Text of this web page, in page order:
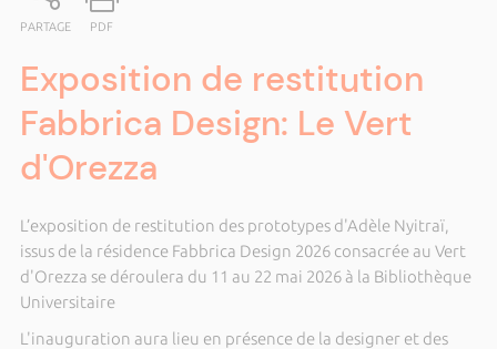
PARTAGE PDF
Exposition de restitution
Fabbrica Design: Le Vert
d'Orezza
L’exposition de restitution des prototypes d'Adèle Nyitraï,
issus de la résidence Fabbrica Design 2026 consacrée au Vert
d'Orezza se déroulera du 11 au 22 mai 2026 à la Bibliothèque
Universitaire
L'inauguration aura lieu en présence de la designer et des